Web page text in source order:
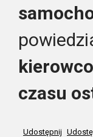
czasu
Udostępnij